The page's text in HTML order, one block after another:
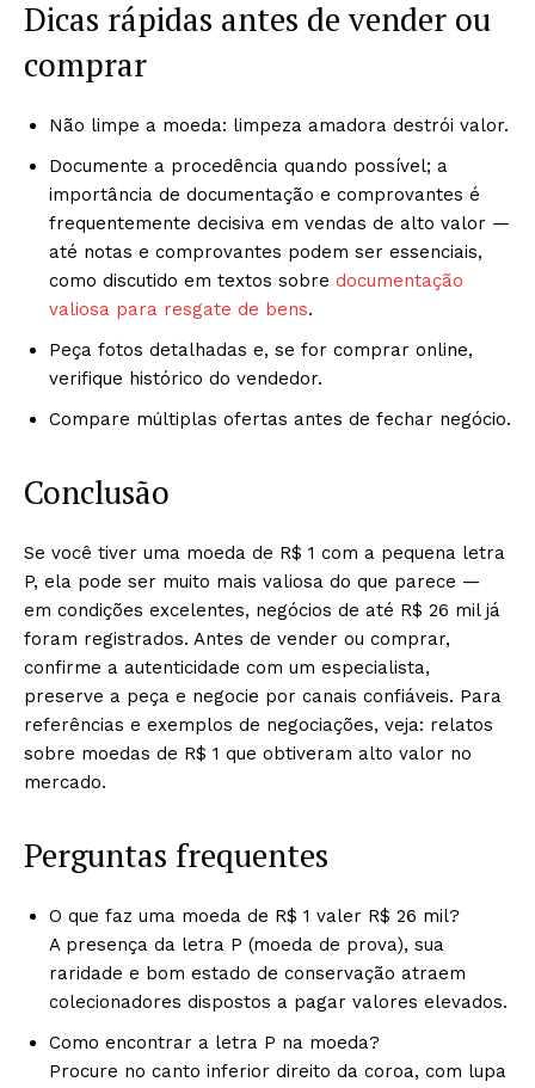
Dicas rápidas antes de vender ou
comprar
Não limpe a moeda: limpeza amadora destrói valor.
Documente a procedência quando possível; a
importância de documentação e comprovantes é
frequentemente decisiva em vendas de alto valor —
até notas e comprovantes podem ser essenciais,
como discutido em textos sobre documentação
valiosa para resgate de bens.
Peça fotos detalhadas e, se for comprar online,
verifique histórico do vendedor.
Compare múltiplas ofertas antes de fechar negócio.
Conclusão
Se você tiver uma moeda de R$ 1 com a pequena letra
P, ela pode ser muito mais valiosa do que parece —
em condições excelentes, negócios de até R$ 26 mil já
foram registrados. Antes de vender ou comprar,
confirme a autenticidade com um especialista,
preserve a peça e negocie por canais confiáveis. Para
referências e exemplos de negociações, veja: relatos
sobre moedas de R$ 1 que obtiveram alto valor no
mercado.
Perguntas frequentes
O que faz uma moeda de R$ 1 valer R$ 26 mil?
A presença da letra P (moeda de prova), sua
raridade e bom estado de conservação atraem
colecionadores dispostos a pagar valores elevados.
Como encontrar a letra P na moeda?
Procure no canto inferior direito da coroa, com lupa